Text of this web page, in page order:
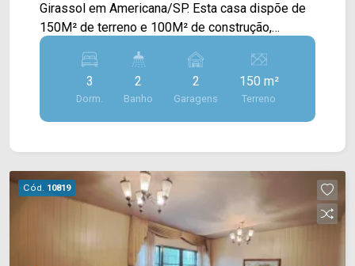
Girassol em Americana/SP. Esta casa dispõe de
150M² de terreno e 100M² de construção,
oferecendo um amplo espaço para recepção com
sala de espera, copa, 03 salas privativas e área
de serviço externa. Sendo excelente para
consultórios, veterinárias, escritórios e
advocacias. > 02 banheiros; > 02 vagas de
Av. Brasil, contém fácil acesso ao Centro. Esta
região contém supermercados, restaurantes,
panificadoras, churrascarias, cafeterias, pizzarias,
academias e pets com intenso corredor
3
Dorm.
2
Banho
2
Garagens
150 m²
Terreno
Cód. 10819